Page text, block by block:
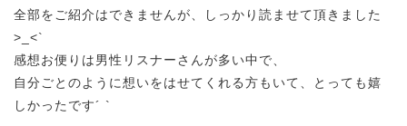
全部をご紹介はできませんが、しっかり読ませて頂きました
>_<`
感想お便りは男性リスナーさんが多い中で、
自分ごとのように想いをはせてくれる方もいて、とっても嬉
しかったです´ `